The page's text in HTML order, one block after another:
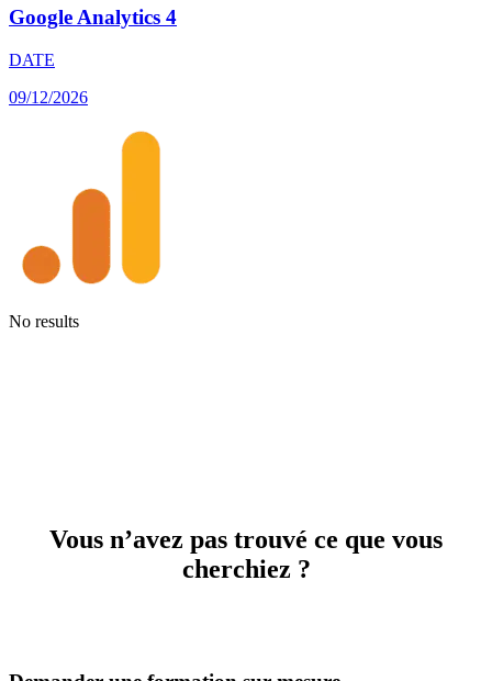
Google Analytics 4
DATE
09/12/2026
No results
Vous n’avez pas trouvé ce que vous
cherchiez ?